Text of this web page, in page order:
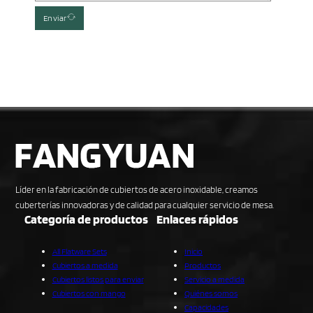
Enviar
Líder en la fabricación de cubiertos de acero inoxidable, creamos
cuberterías innovadoras y de calidad para cualquier servicio de mesa.
Categoría de productos
All Flatware Sets
Cubiertos a medida
Cubiertos listos para enviar
Cubiertos con mango
Enlaces rápidos
Inicio
Productos
Servicio a medida
Quiénes somos
Capacidades